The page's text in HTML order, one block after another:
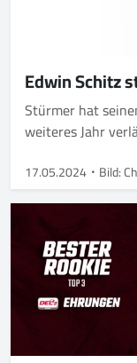
Edwin Schitz
Stürmer hat
weiteres Jahr
17.05.2024 Bild: